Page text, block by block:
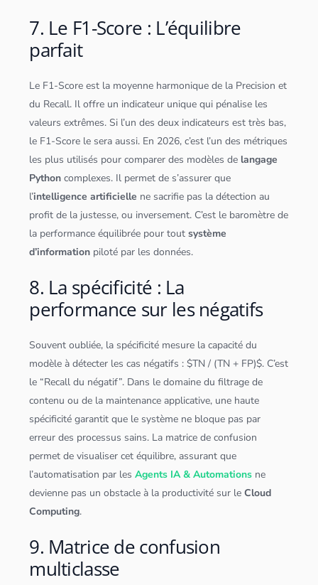
7. Le F1-Score : L’équilibre
parfait
Le F1-Score est la moyenne harmonique de la Precision et
du Recall. Il offre un indicateur unique qui pénalise les
valeurs extrêmes. Si l’un des deux indicateurs est très bas,
le F1-Score le sera aussi. En 2026, c’est l’un des métriques
les plus utilisés pour comparer des modèles de langage
Python complexes. Il permet de s’assurer que
l’intelligence artificielle ne sacrifie pas la détection au
profit de la justesse, ou inversement. C’est le baromètre de
la performance équilibrée pour toutsystème
d’information piloté par lesdonnées.
8. La spécificité : La
performance sur les négatifs
Souvent oubliée, la spécificité mesure la capacité du
modèle à détecter les cas négatifs : $TN / (TN + FP)$. C’est
le “Recall du négatif”. Dans le domaine du filtrage de
contenu ou de la maintenance applicative, une haute
spécificité garantit que le système ne bloque pas par
erreur des processus sains. La matrice de confusion
permet de visualiser cet équilibre, assurant que
l’automatisation par lesAgents IA & Automations ne
devienne pas un obstacle à la productivité sur leCloud
Computing.
9. Matrice de confusion
multiclasse